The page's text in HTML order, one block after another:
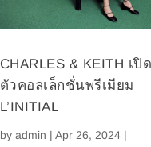
CHARLES & KEITH เปิ
ตัวคอลเล็กชั่นพรีเมียม
L’INITIAL
by admin | Apr 26, 2024|